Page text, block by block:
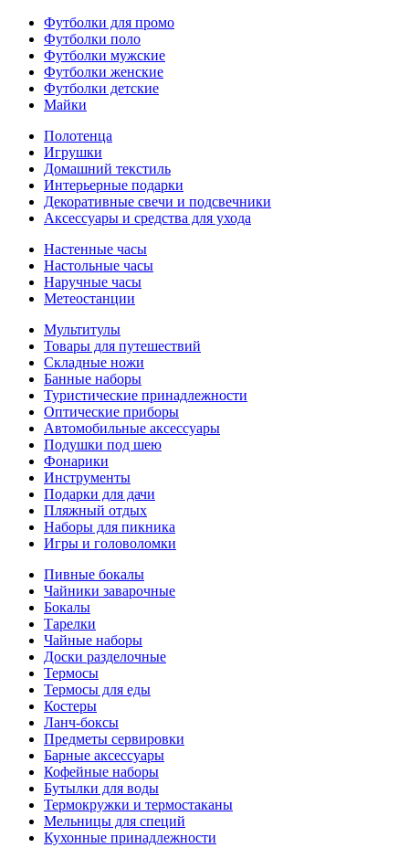
Футболки для промо
Футболки поло
Футболки мужские
Футболки женские
Футболки детские
Майки
Полотенца
Игрушки
Домашний текстиль
Интерьерные подарки
Декоративные свечи и подсвечники
Аксессуары и средства для ухода
Настенные часы
Настольные часы
Наручные часы
Метеостанции
Мультитулы
Товары для путешествий
Складные ножи
Банные наборы
Туристические принадлежности
Оптические приборы
Автомобильные аксессуары
Подушки под шею
Фонарики
Инструменты
Подарки для дачи
Пляжный отдых
Наборы для пикника
Игры и головоломки
Пивные бокалы
Чайники заварочные
Бокалы
Тарелки
Чайные наборы
Доски разделочные
Термосы
Термосы для еды
Костеры
Ланч-боксы
Предметы сервировки
Барные аксессуары
Кофейные наборы
Бутылки для воды
Термокружки и термостаканы
Мельницы для специй
Кухонные принадлежности